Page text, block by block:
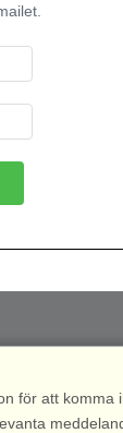
för att komma